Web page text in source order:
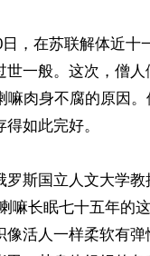
日，在苏联解体近
世一般。这次，僧
嘛肉身不腐的原因
如此完好。
罗斯国立人文大学
嘛长眠七十五年的
像活人一样柔软有